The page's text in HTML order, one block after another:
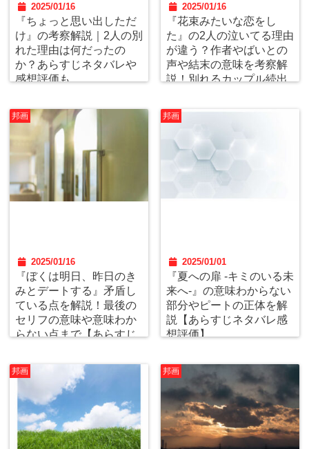
2025/01/16
『ちょっと思い出しただ
け』の考察解説｜2人の別
れた理由は何だったの
か？あらすじネタバレや
感想評価も
2025/01/16
『花束みたいな恋をし
た』の2人の泣いてる理由
が違う？作者やばいとの
声や結末の意味を考察解
説！別れるカップル続出
邦画
2025/01/16
『ぼくは明日、昨日のき
みとデートする』矛盾し
ている点を解説！最後の
セリフの意味や意味わか
らない点まで【あらすじ
邦画
2025/01/01
『夏への扉 -キミのいる未
来へ-』の意味わからない
部分やピートの正体を解
説【あらすじネタバレ感
想評価】
邦画 邦画